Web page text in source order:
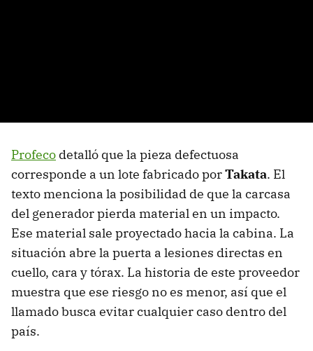
Profeco detalló que la pieza defectuosa
corresponde a un lote fabricado porTakata. El
texto menciona la posibilidad de que la carcasa
del generador pierda material en un impacto.
Ese material sale proyectado hacia la cabina. La
situación abre la puerta a lesiones directas en
cuello, cara y tórax. La historia de este proveedor
muestra que ese riesgo no es menor, así que el
llamado busca evitar cualquier caso dentro del
país.